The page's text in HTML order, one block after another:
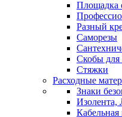
Площадка
Разный
Саморезы
Скобы для
Стяжки
Расходные
Знаки
Изолента,
Кабельная